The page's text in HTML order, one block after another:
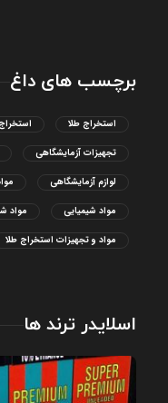
برچسب های داغ
استخراج طلا
تجهیزات آزمایشگاهی
لوازم آزمایشگاهی
مواد شیمیایی مواد
مواد و تجهیزات استخراج طلا
اسلایدر ترند ها